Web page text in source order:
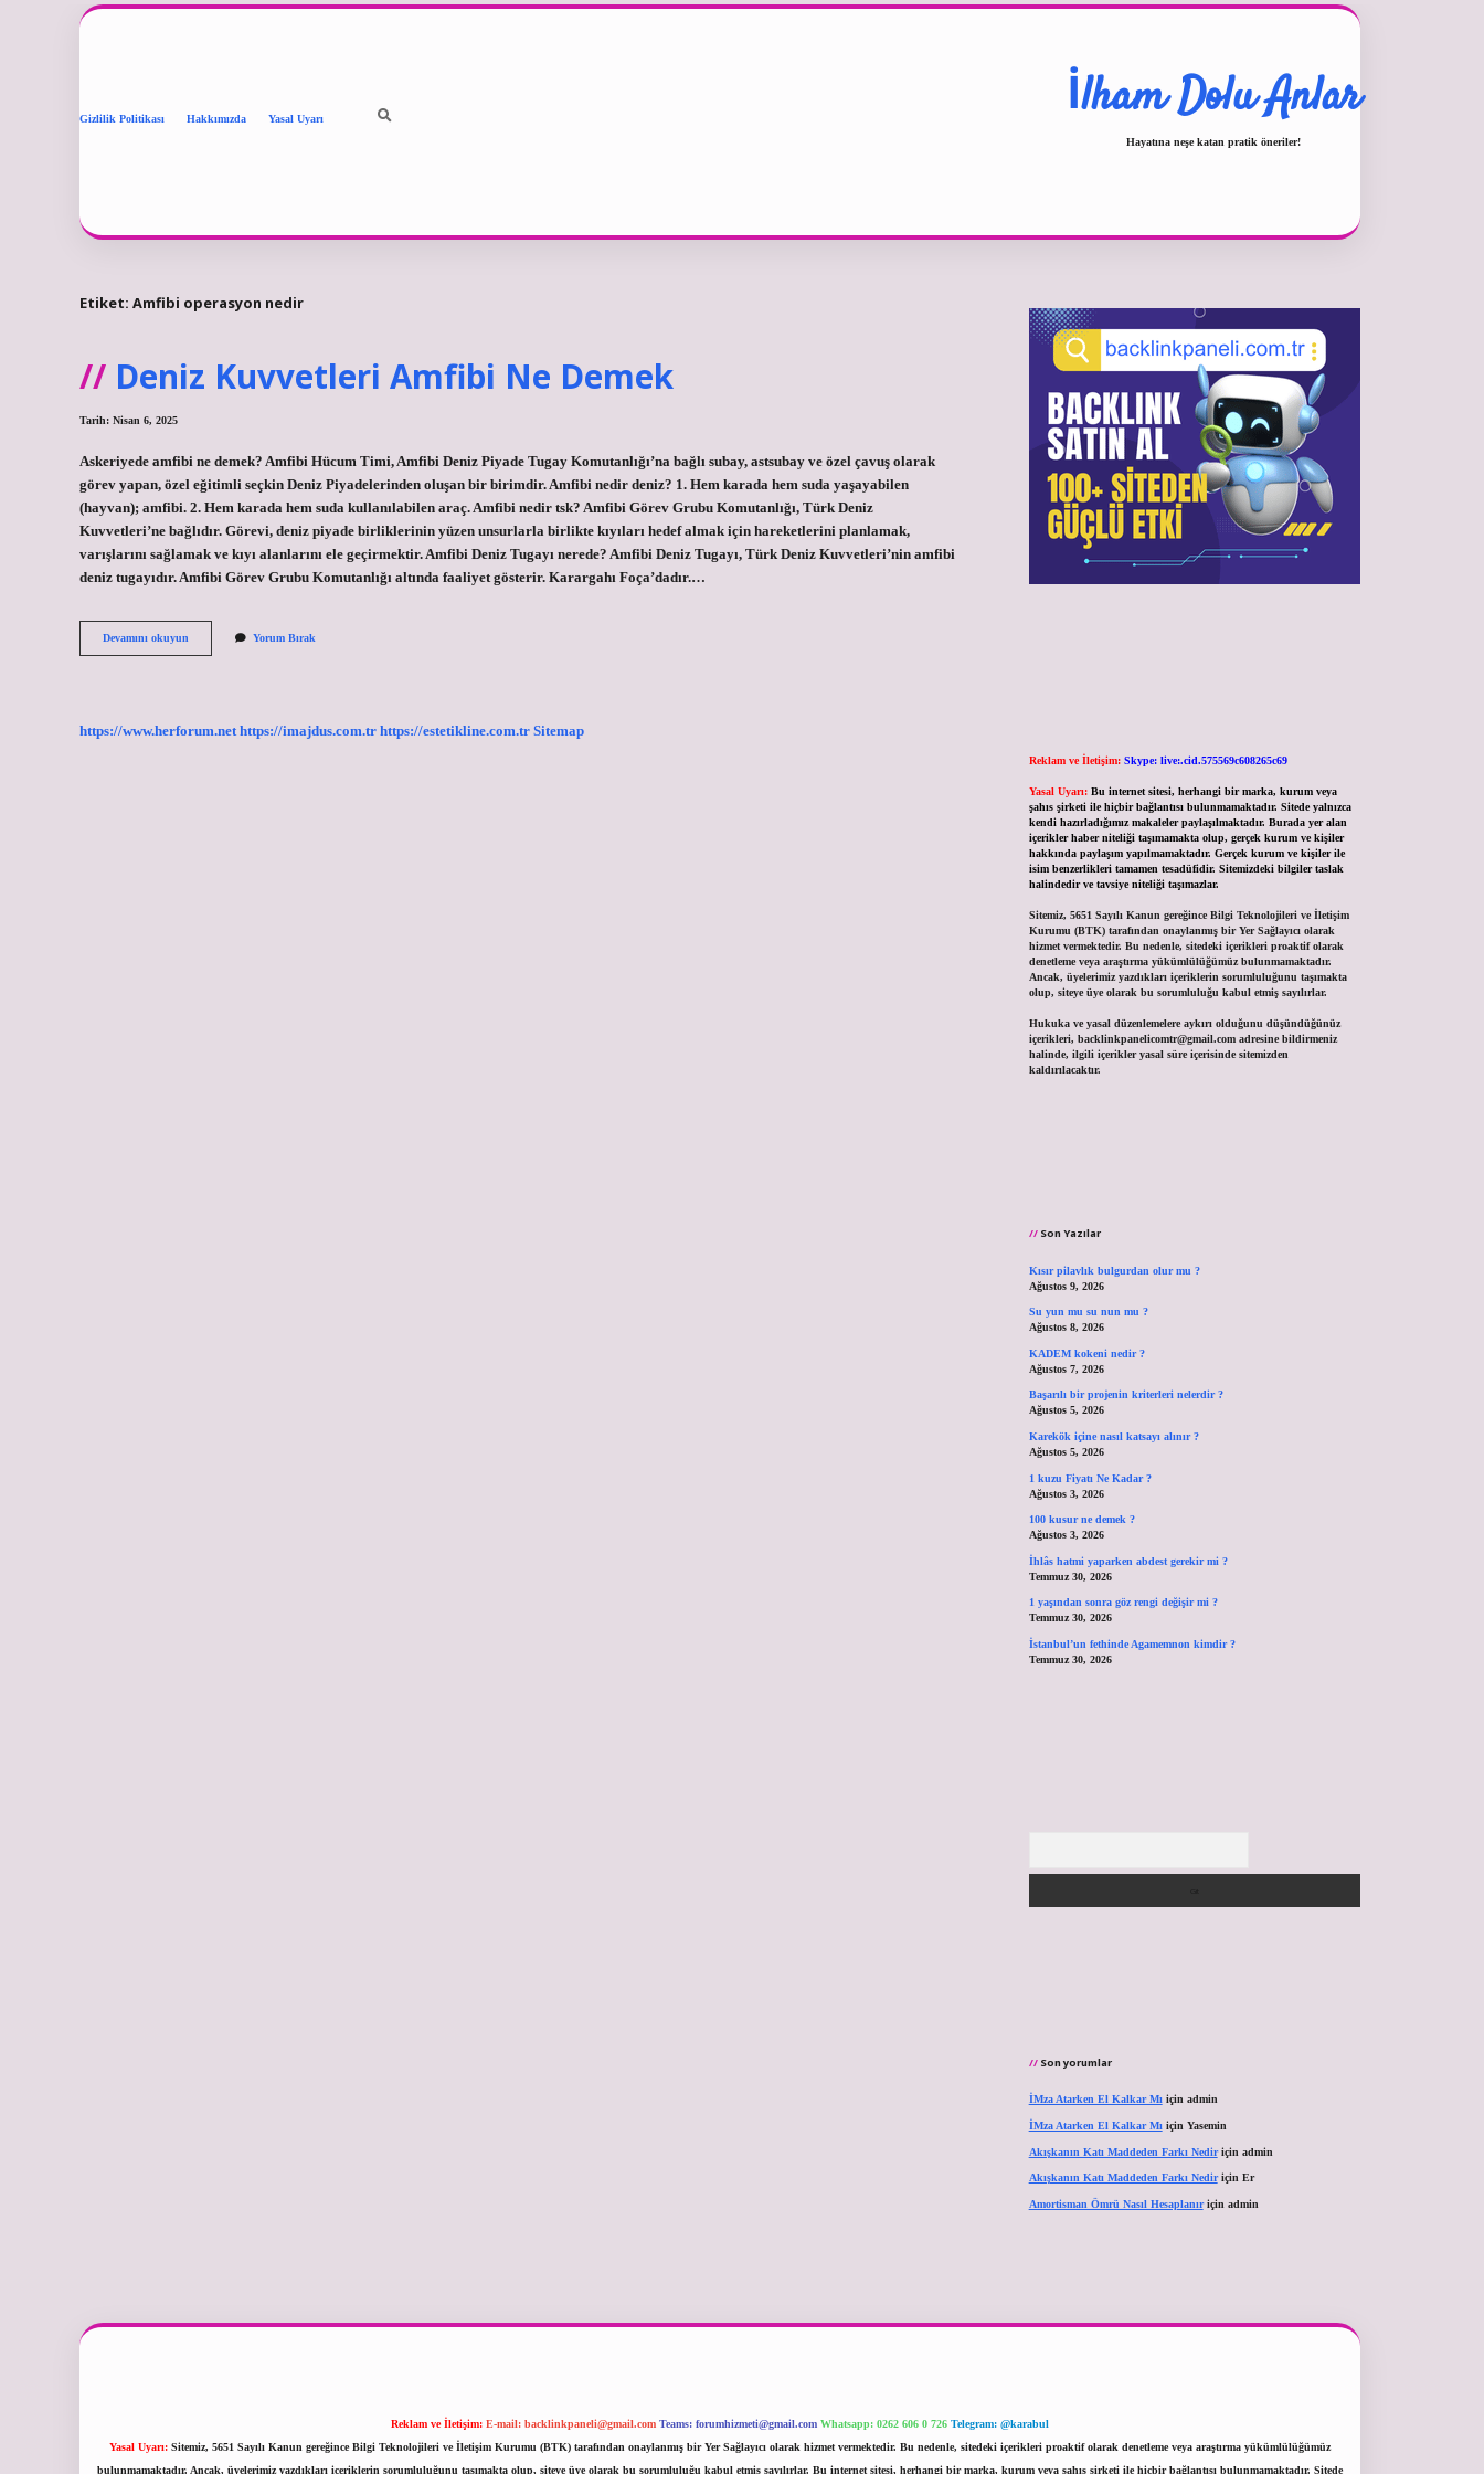
Gizlilik Politikası Hakkımızda Yasal Uyarı İlham Dolu Anlar
Hayatına neşe katan pratik öneriler!
Etiket: Amfibi operasyon nedir
Deniz Kuvvetleri Amfibi Ne Demek
Tarih: Nisan 6, 2025
Askeriyede amfibi ne demek? Amfibi Hücum Timi, Amfibi Deniz Piyade Tugay Komutanlığı’na bağlı subay, astsubay ve özel çavuş olarak
görev yapan, özel eğitimli seçkin Deniz Piyadelerinden oluşan bir birimdir. Amfibi nedir deniz? 1. Hem karada hem suda yaşayabilen
(hayvan); amfibi. 2. Hem karada hem suda kullanılabilen araç. Amfibi nedir tsk? Amfibi Görev Grubu Komutanlığı, Türk Deniz
Kuvvetleri’ne bağlıdır. Görevi, deniz piyade birliklerinin yüzen unsurlarla birlikte kıyıları hedef almak için hareketlerini planlamak,
varışlarını sağlamak ve kıyı alanlarını ele geçirmektir. Amfibi Deniz Tugayı nerede? Amfibi Deniz Tugayı, Türk Deniz Kuvvetleri’nin amfibi
deniz tugayıdır. Amfibi Görev Grubu Komutanlığı altında faaliyet gösterir. Karargahı Foça’dadır.…
Devamını okuyun
Kuvvetleri
Yorum Bırak
https://www.herforum.net https://imajdus.com.tr https://estetikline.com.tr Sitemap
Reklam ve İletişim: Skype: live:.cid.575569c608265c69
Yasal Uyarı: Bu internet sitesi, herhangi bir marka, kurum veya
şahıs şirketi ile hiçbir bağlantısı bulunmamaktadır. Sitede yalnızca
kendi hazırladığımız makaleler paylaşılmaktadır. Burada yer alan
içerikler haber niteliği taşımamakta olup, gerçek kurum ve kişiler
hakkında paylaşım yapılmamaktadır. Gerçek kurum ve kişiler ile
isim benzerlikleri tamamen tesadüfidir. Sitemizdeki bilgiler taslak
halindedir ve tavsiye niteliği taşımazlar.
Sitemiz, 5651 Sayılı Kanun gereğince Bilgi Teknolojileri ve İletişim
Kurumu (BTK) tarafından onaylanmış bir Yer Sağlayıcı olarak
hizmet vermektedir. Bu nedenle, sitedeki içerikleri proaktif olarak
denetleme veya araştırma yükümlülüğümüz bulunmamaktadır.
Ancak, üyelerimiz yazdıkları içeriklerin sorumluluğunu taşımakta
olup, siteye üye olarak bu sorumluluğu kabul etmiş sayılırlar.
Hukuka ve yasal düzenlemelere aykırı olduğunu düşündüğünüz
içerikleri, backlinkpanelicomtr@gmail.comadresine bildirmeniz
halinde, ilgili içerikler yasal süre içerisinde sitemizden
kaldırılacaktır.
Son Yazılar
Kısır pilavlık bulgurdan olur mu ?
Ağustos 9, 2026
Su yun mu su nun mu ?
Ağustos 8, 2026
KADEM kokeni nedir ?
Ağustos 7, 2026
Başarılı bir projenin kriterleri nelerdir ?
Ağustos 5, 2026
Karekök içine nasıl katsayı alınır ?
Ağustos 5, 2026
1 kuzu Fiyatı Ne Kadar ?
Ağustos 3, 2026
100 kusur ne demek ?
Ağustos 3, 2026
İhlâs hatmi yaparken abdest gerekir mi ?
Temmuz 30, 2026
1 yaşından sonra göz rengi değişir mi ?
Temmuz 30, 2026
İstanbul’un fethinde Agamemnon kimdir ?
Temmuz 30, 2026
Son yorumlar
İMza Atarken El Kalkar Mıiçin admin
İMza Atarken El Kalkar Mıiçin Yasemin
Akışkanın Katı Maddeden Farkı Nediriçin admin
Akışkanın Katı Maddeden Farkı Nediriçin Er
Amortisman Ömrü Nasıl Hesaplanıriçin admin
Reklam ve İletişim: E-mail: backlinkpaneli@gmail.com Teams: forumhizmeti@gmail.com Whatsapp: 0262 606 0 726 Telegram: @karabul
Yasal Uyarı: Sitemiz, 5651 Sayılı Kanun gereğince Bilgi Teknolojileri ve İletişim Kurumu (BTK) tarafından onaylanmış bir Yer Sağlayıcı olarak hizmet vermektedir. Bu nedenle, sitedeki içerikleri proaktif olarak denetleme veya araştırma yükümlülüğümüz
bulunmamaktadır. Ancak, üyelerimiz yazdıkları içeriklerin sorumluluğunu taşımakta olup, siteye üye olarak bu sorumluluğu kabul etmiş sayılırlar. Bu internet sitesi, herhangi bir marka, kurum veya şahıs şirketi ile hiçbir bağlantısı bulunmamaktadır. Sitede